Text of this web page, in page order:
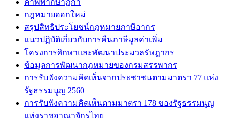
คำพิพากษาฏีกา
กฎหมายออกใหม่
สรุปสิทธิประโยชน์กฎหมายภาษีอากร
แนวปฏิบัติเกี่ยวกับการคืนภาษีมูลค่าเพิ่ม
โครงการศึกษาและพัฒนาประมวลรัษฎากร
ข้อมูลการพัฒนากฎหมายของกรมสรรพากร
การรับฟังความคิดเห็นจากประชาชนตามมาตรา 77 แห่ง
รัฐธรรมนูญ 2560
การรับฟังความคิดเห็นตามมาตรา 178 ของรัฐธรรมนูญ
แห่งราชอาณาจักรไทย